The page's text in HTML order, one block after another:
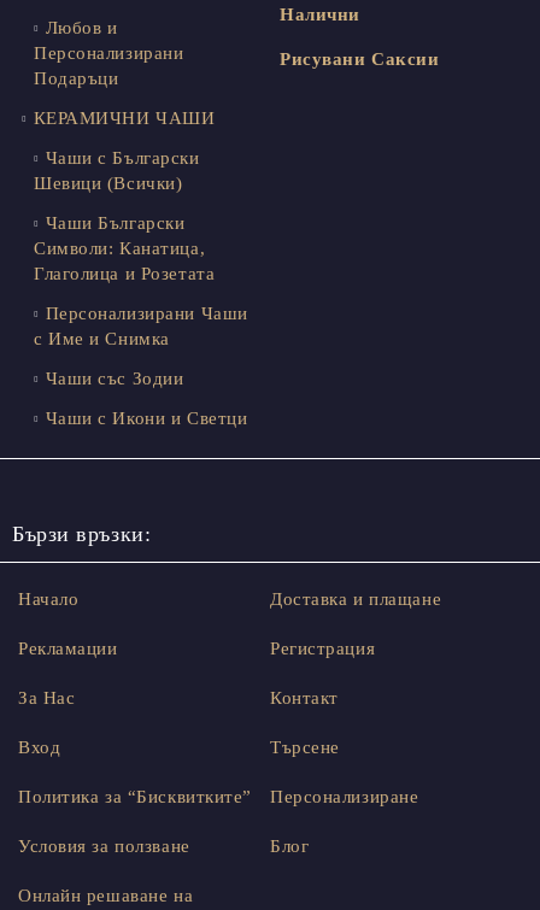
Любов и
Персонализирани
Подаръци
КЕРАМИЧНИ ЧАШИ
Чаши с Български
Шевици (Всички)
Чаши Български
Символи: Канатица,
Глаголица и Розетата
Персонализирани Чаши
с Име и Снимка
Чаши със Зодии
Чаши с Икони и Светци
Налични
Рисувани Саксии
Бързи връзки:
Начало
Рекламации
За Нас
Вход
Доставка и плащане
Регистрация
Контакт
Търсене
Политика за “Бисквитките”
Условия за ползване
Онлайн решаване на
Персонализиране
Блог